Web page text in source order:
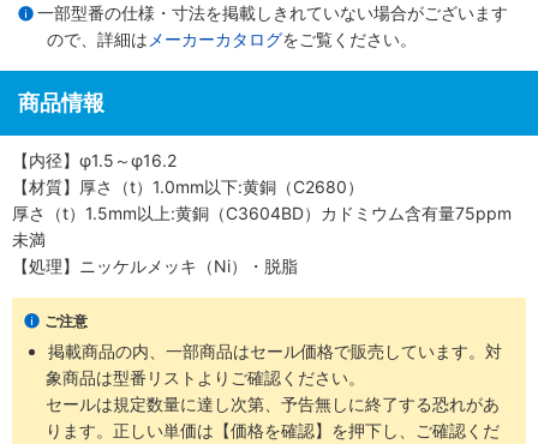
一部型番の仕様・寸法を掲載しきれていない場合がございます
ので、詳細は メーカーカタログをご覧ください。
商品情報
【内径】φ1.5～φ16.2
【材質】厚さ（t）1.0mm以下:黄銅（C2680）
厚さ（t）1.5mm以上:黄銅（C3604BD）カドミウム含有量75ppm
未満
【処理】ニッケルメッキ（Ni）・脱脂
ご注意
掲載商品の内、一部商品はセール価格で販売しています。対
象商品は型番リストよりご確認ください。
セールは規定数量に達し次第、予告無しに終了する恐れがあ
ります。正しい単価は【価格を確認】を押下し、ご確認くだ